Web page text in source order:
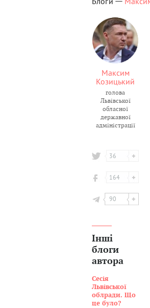
Максим
Козицький
голова
Львівської
обласної
державної
адміністрації
36
164
90
Інші
блоги
автора
Сесія
Львівської
облради. Що
це було?